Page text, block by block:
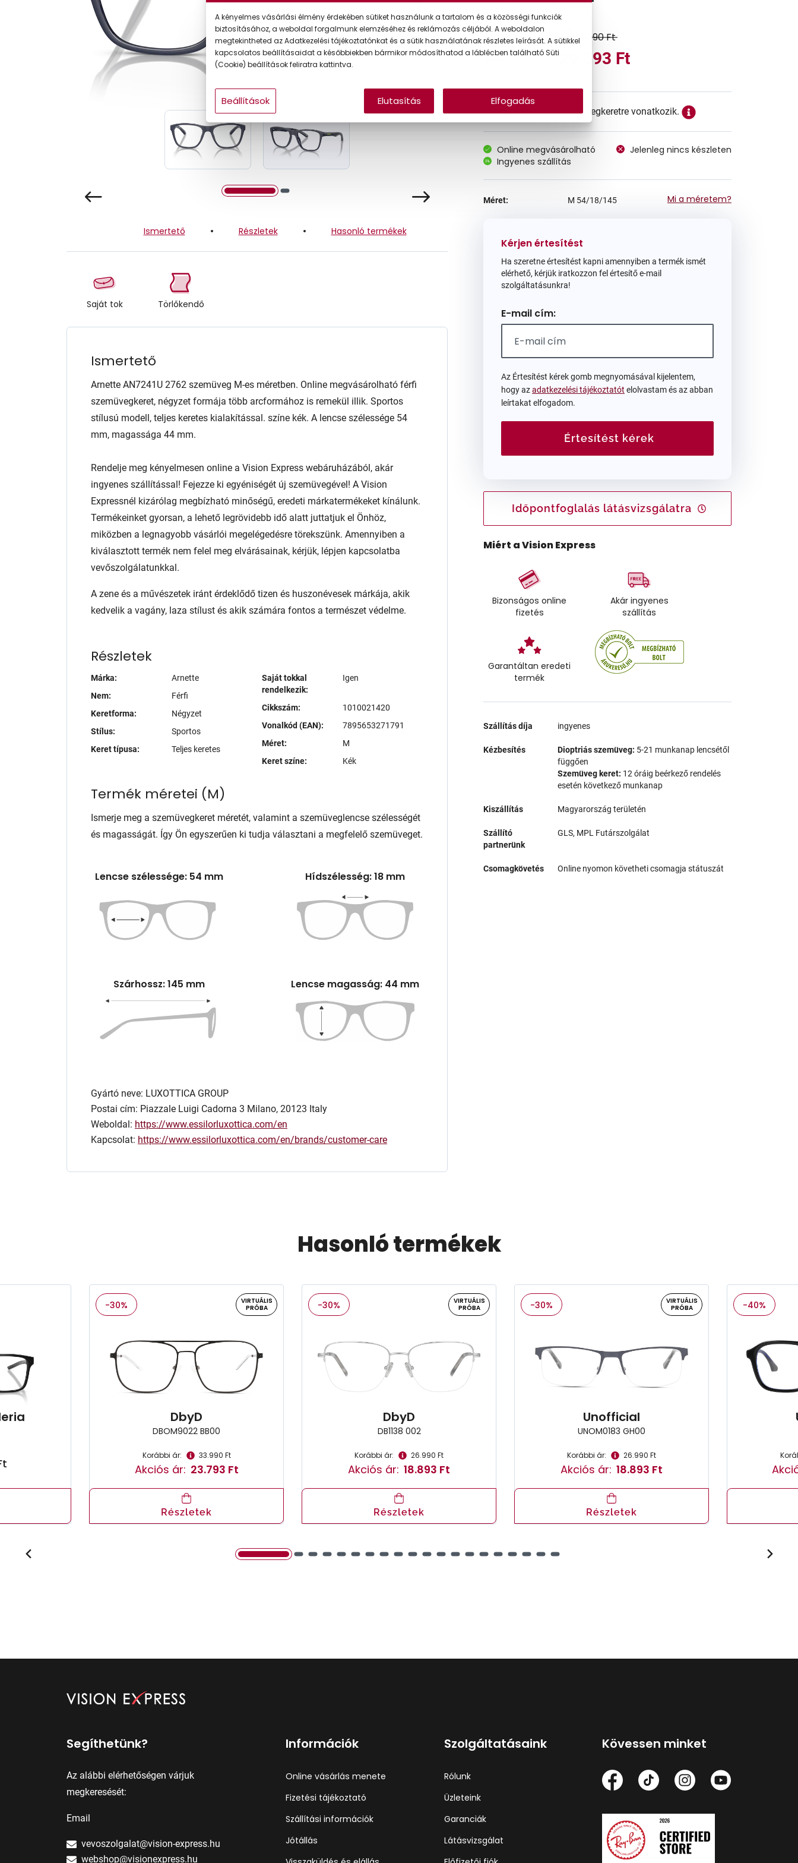
Gyermek
Ismertető Részletek Hasonló termékek
Saját tok Törlőkendő
Ismertető
Arnette AN7241U 2762 szemüveg M-es méretben. Online megvásárolható férfi
szemüvegkeret, négyzet formája több arcformához is remekül illik. Sportos
stílusú modell, teljes keretes kialakítással. színe kék. A lencse szélessége 54
mm, magassága 44 mm.
Rendelje meg kényelmesen online a Vision Express webáruházából, akár
ingyenes szállítással! Fejezze ki egyéniségét új szemüvegével! A Vision
Expressnél kizárólag megbízható minőségű, eredeti márkatermékeket kínálunk.
Termékeinket gyorsan, a lehető legrövidebb idő alatt juttatjuk el Önhöz,
miközben a legnagyobb vásárlói megelégedésre törekszünk. Amennyiben a
kiválasztott termék nem felel meg elvárásainak, kérjük, lépjen kapcsolatba
vevőszolgálatunkkal.
A zene és a művészetek iránt érdeklődő tizen és huszonévesek márkája, akik
kedvelik a vagány, laza stílust és akik számára fontos a természet védelme.
Részletek
Márka:
Arnette
Nem:
Férfi
Keretforma:
Négyzet
Stílus:
Sportos
Keret típusa:
Teljes keretes
Saját tokkal
rendelkezik:
Igen
Cikkszám:
1010021420
Vonalkód (EAN):
7895653271791
Méret:
M
Keret színe:
Kék
Termék méretei (M)
Ismerje meg a szemüvegkeret méretét, valamint a szemüveglencse szélességét
és magasságát. Így Ön egyszerűen ki tudja választani a megfelelő szemüveget.
Lencse szélessége: 54 mm Hídszélesség: 18 mm
Szárhossz: 145 mm Lencse magasság: 44 mm
Gyártó neve: LUXOTTICA GROUP
Postai cím: Piazzale Luigi Cadorna 3 Milano, 20123 Italy
Weboldal: https://www.essilorluxottica.com/en
Kapcsolat: https://www.essilorluxottica.com/en/brands/customer-care
Korábbi ár: 41.990 Ft
29.393 Ft
A feltűntetett ár a szemüvegkeretre vonatkozik.
Online megvásárolható
Jelenleg nincs készleten
Ingyenes szállítás
Méret: M 54/18/145 Mi a méretem?
Kérjen értesítést
Ha szeretne értesítést kapni amennyiben a termék ismét
elérhető, kérjük iratkozzon fel értesítő e-mail
szolgáltatásunkra!
E-mail cím:
Az Értesítést kérek gomb megnyomásával kijelentem,
hogy azadatkezelési tájékoztatót elolvastam és az abban
leírtakat elfogadom.
Értesítést kérek
Időpontfoglalás látásvizsgálatra
Miért a Vision Express
Bizonságos online
fizetés
Akár ingyenes
szállítás
Garantáltan eredeti
termék
Szállítás díja ingyenes
Kézbesítés Dioptriás szemüveg: 5-21 munkanap lencsétől
függően
Szemüveg keret: 12 óráig beérkező rendelés
esetén következő munkanap
Kiszállítás Magyarország területén
Szállító
partnerünk
GLS, MPL Futárszolgálat
Csomagkövetés Online nyomon követheti csomagja státuszát
Hasonló termékek
-30%
VIRTUÁLIS
PRÓBA
DbyD
DBOM9022 BB00
Korábbi ár: 33.990 Ft
Akciós ár: 23.793 Ft
Részletek
-30%
VIRTUÁLIS
PRÓBA
DbyD
DB1138 002
Korábbi ár: 26.990 Ft
Akciós ár: 18.893 Ft
Részletek
-30%
VIRTUÁLIS
PRÓBA
Unofficial
UNOM0183 GH00
Korábbi ár: 26.990 Ft
Akciós ár: 18.893 Ft
Részletek
-40%
Segíthetünk?
Az alábbi elérhetőségen várjuk
megkeresését:
Email
vevoszolgalat@vision-express.hu
webshop@visionexpress.hu
Információk
Online vásárlás menete
Fizetési tájékoztató
Szállítási információk
Jótállás
Szolgáltatásaink
Rólunk
Üzleteink
Garanciák
Látásvizsgálat
Kövessen minket
A kényelmes vásárlási élmény érdekében sütiket használunk a tartalom és a közösségi funkciók
biztosításához, a weboldal forgalmunk elemzéséhez és reklámozás céljából. A weboldalon
megtekintheted az Adatkezelési tájékoztatónkat és a sütik használatának részletes leírását. A sütikkel
kapcsolatos beállításaidat a későbbiekben bármikor módosíthatod a láblécben található Süti
(Cookie) beállítások feliratra kattintva.
Beállítások Elutasítás Elfogadás